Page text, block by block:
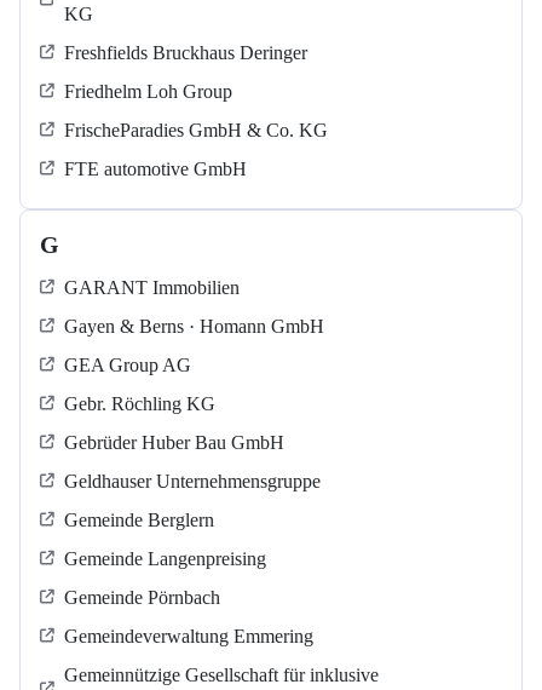
KG
Freshfields Bruckhaus Deringer
Friedhelm Loh Group
FrischeParadies GmbH & Co. KG
FTE automotive GmbH
G
GARANT Immobilien
Gayen & Berns · Homann GmbH
GEA Group AG
Gebr. Röchling KG
Gebrüder Huber Bau GmbH
Geldhauser Unternehmensgruppe
Gemeinde Berglern
Gemeinde Langenpreising
Gemeinde Pörnbach
Gemeindeverwaltung Emmering
Gemeinnützige Gesellschaft für inklusive